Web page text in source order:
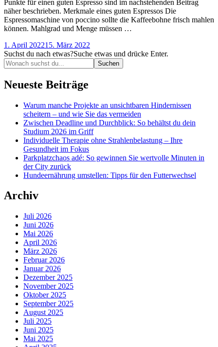
Punkte für einen guten Espresso sind im nachstehenden Beitrag
näher beschrieben. Merkmale eines guten Espressos Die
Espressomaschine von poccino sollte die Kaffeebohne frisch mahlen
können. Mahlgrad und Menge müssen …
1. April 202215. März 2022
Suchst du nach etwas?Suche etwas und drücke Enter.
Neueste Beiträge
Warum manche Projekte an unsichtbaren Hindernissen
scheitern – und wie Sie das vermeiden
Zwischen Deadline und Durchblick: So behältst du dein
Studium 2026 im Griff
Individuelle Therapie ohne Strahlenbelastung – Ihre
Gesundheit im Fokus
Parkplatzchaos adé: So gewinnen Sie wertvolle Minuten in
der City zurück
Hundeernährung umstellen: Tipps für den Futterwechsel
Archiv
Juli 2026
Juni 2026
Mai 2026
April 2026
März 2026
Februar 2026
Januar 2026
Dezember 2025
November 2025
Oktober 2025
September 2025
August 2025
Juli 2025
Juni 2025
Mai 2025